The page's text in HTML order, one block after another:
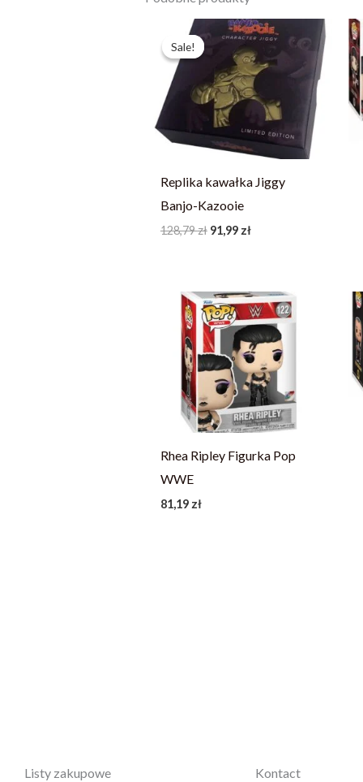
Sale!
Sale!
Replika kawałka Jiggy
Banjo-Kazooie
128,79zł
Pierwotna
cena
wynosiła:
128,79 zł.
91,99 zł
Aktualna
cena
wynosi:
91,99 zł.
Rhea Ripley Figurka Pop
WWE
81,19 zł
Listy zakupowe Kontact